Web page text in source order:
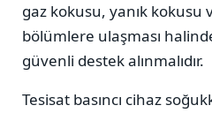
gaz kokusu, yanık
bölümlere ulaşması
güvenli destek alınmalıdır.
Tesisat basıncı cihaz